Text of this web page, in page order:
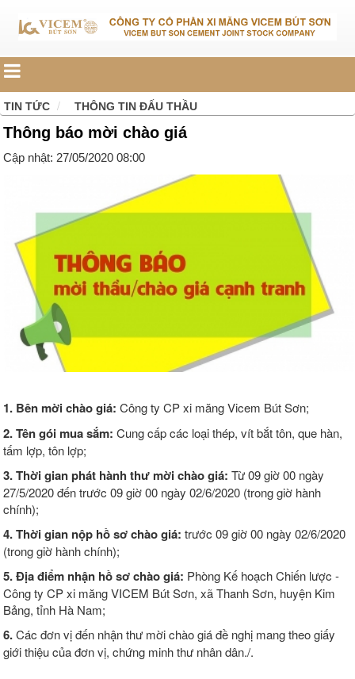
TIN TỨC THÔNG TIN ĐẤU THẦU
Thông báo mời chào giá
Cập nhật: 27/05/2020 08:00
1. Bên mời chào giá: Công ty CP xi măng Vicem Bút Sơn;
2. Tên gói mua sắm: Cung cấp các loại thép, vít bắt tôn, que hàn,
tấm lợp, tôn lợp;
3. Thời gian phát hành thư mời chào giá: Từ 09 giờ 00 ngày
27/5/2020 đến trước 09 giờ 00 ngày 02/6/2020 (trong giờ hành
chính);
4. Thời gian nộp hồ sơ chào giá: trước 09 giờ 00 ngày 02/6/2020
(trong giờ hành chính);
5.Địa điểm nhận hồ sơ chào giá: Phòng Kế hoạch Chiến lược -
Công ty CP xi măng VICEM Bút Sơn, xã Thanh Sơn, huyện Kim
Bảng, tỉnh Hà Nam;
6.Các đơn vị đến nhận thư mời chào giá đề nghị mang theo giấy
giới thiệu của đơn vị, chứng minh thư nhân dân./.